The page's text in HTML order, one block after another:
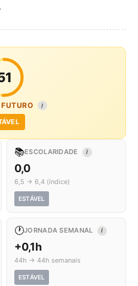
.
I
📚ESCOLARIDADE I
0,0
6,5 → 6,4 (índice)
ESTÁVEL
🕐JORNADA SEMANAL I
+0,1h
44h → 44h semanais
ESTÁVEL